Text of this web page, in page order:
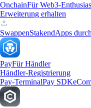
OnchainFür Web3-
Erweiterung erhalten
SwappenStakendApps
PayFür Händler
Händler-Registrierung
Pay-TerminalPay SDK